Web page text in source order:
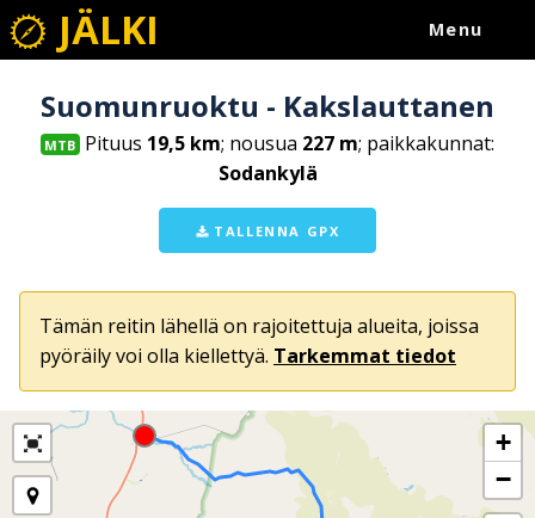
JÄLKI Menu
Suomunruoktu - Kakslauttanen
MTB Pituus 19,5 km; nousua 227 m; paikkakunnat:
Sodankylä
TALLENNA GPX
Tämän reitin lähellä on rajoitettuja alueita, joissa
pyöräily voi olla kiellettyä. Tarkemmat tiedot
+
−